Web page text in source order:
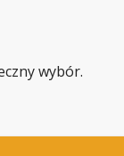
wybór.